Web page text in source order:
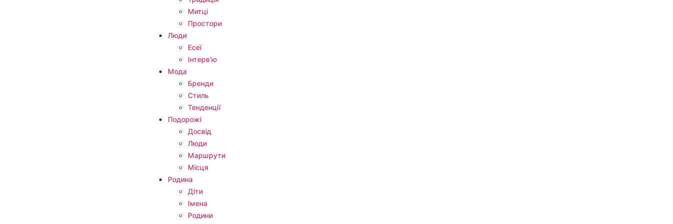
Митці
Простори
Люди
Есеї
Інтерв’ю
Мода
Бренди
Стиль
Тенденції
Подорожі
Досвід
Люди
Маршрути
Місця
Родина
Діти
Імена
Родини